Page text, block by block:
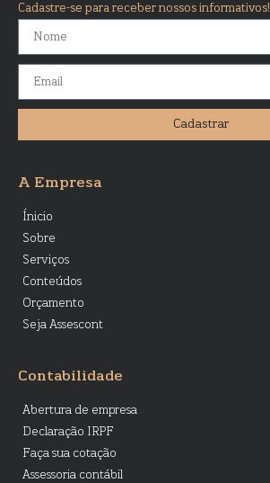
Cadastre-se para receber nossos informativos!
Cadastrar
A Empresa
Ínicio
Sobre
Serviços
Conteúdos
Orçamento
Seja Assescont
Contabilidade
Abertura de empresa
Declaração IRPF
Faça sua cotação
Assessoria contábil